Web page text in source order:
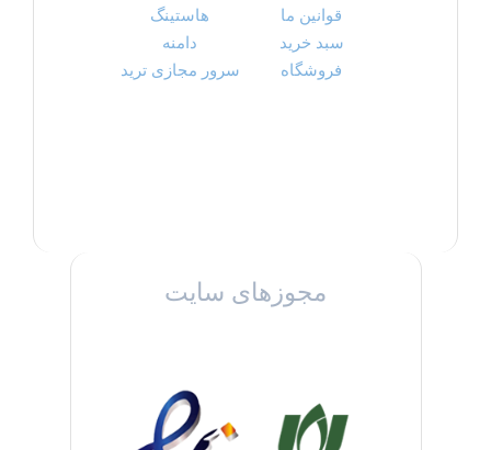
قوانین ما
سبد خرید
فروشگاه
هاستینگ
دامنه
سرور مجازی ترید
مجوزهای سایت